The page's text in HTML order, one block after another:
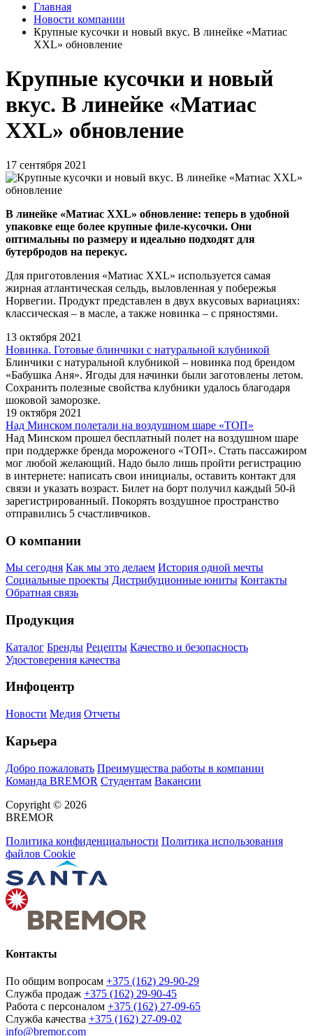
Главная
Новости компании
Крупные кусочки и новый вкус. В линейке «Матиас
XXL» обновление
Крупные кусочки и новый
вкус. В линейке «Матиас
XXL» обновление
17 сентября 2021
В линейке «Матиас XXL» обновление: теперь в удобной
упаковке еще более крупные филе-кусочки. Они
оптимальны по размеру и идеально подходят для
бутербродов на перекус.
Для приготовления «Матиас XXL» используется самая
жирная атлантическая сельдь, выловленная у побережья
Норвегии. Продукт представлен в двух вкусовых вариациях:
классическая – в масле, а также новинка – с пряностями.
13 октября 2021
Новинка. Готовые блинчики с натуральной клубникой
Блинчики с натуральной клубникой – новинка под брендом
«Бабушка Аня». Ягоды для начинки были заготовлены летом.
Сохранить полезные свойства клубники удалось благодаря
шоковой заморозке.
19 октября 2021
Над Минском полетали на воздушном шаре «ТОП»
Над Минском прошел бесплатный полет на воздушном шаре
при поддержке бренда мороженого «ТОП». Стать пассажиром
мог любой желающий. Надо было лишь пройти регистрацию
в интернете: написать свои инициалы, оставить контакт для
связи и указать возраст. Билет на борт получил каждый 50-й
зарегистрированный. Покорять воздушное пространство
отправились 5 счастливчиков.
О компании
Мы сегодня Как мы это делаем История одной мечты
Социальные проекты Дистрибуционные юниты Контакты
Обратная связь
Продукция
Каталог Бренды Рецепты Качество и безопасность
Удостоверения качества
Инфоцентр
Новости Медия Отчеты
Карьера
Добро пожаловать Преимущества работы в компании
Команда BREMOR Студентам Вакансии
Copyright © 2026
BREMOR
Политика конфиденциальности Политика использования
файлов Cookie
Контакты
По общим вопросам +375 (162) 29-90-29
Служба продаж +375 (162) 29-90-45
Работа с персоналом +375 (162) 27-09-65
Служба качества +375 (162) 27-09-02
info@bremor.com